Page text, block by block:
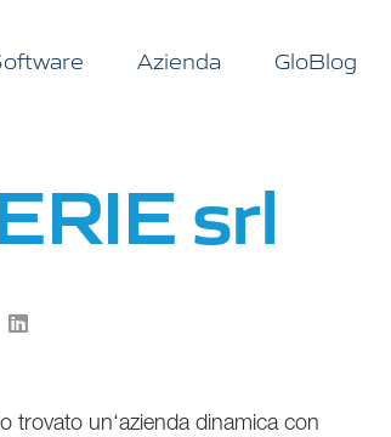
Azienda GloBlog
srl
trovato un‘azienda dinamica con